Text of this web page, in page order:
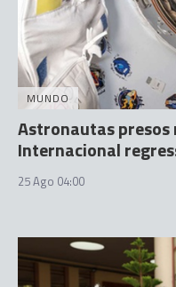
MUNDO
Astronautas presos
Internacional
25 Ago 04:00